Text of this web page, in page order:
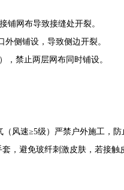
铺网布导致接缝处开裂。
侧铺设，导致侧边开裂。
，禁止两层网布同时铺设。
风速≥5级）严禁户外施工，防
，避免玻纤刺激皮肤，若接触